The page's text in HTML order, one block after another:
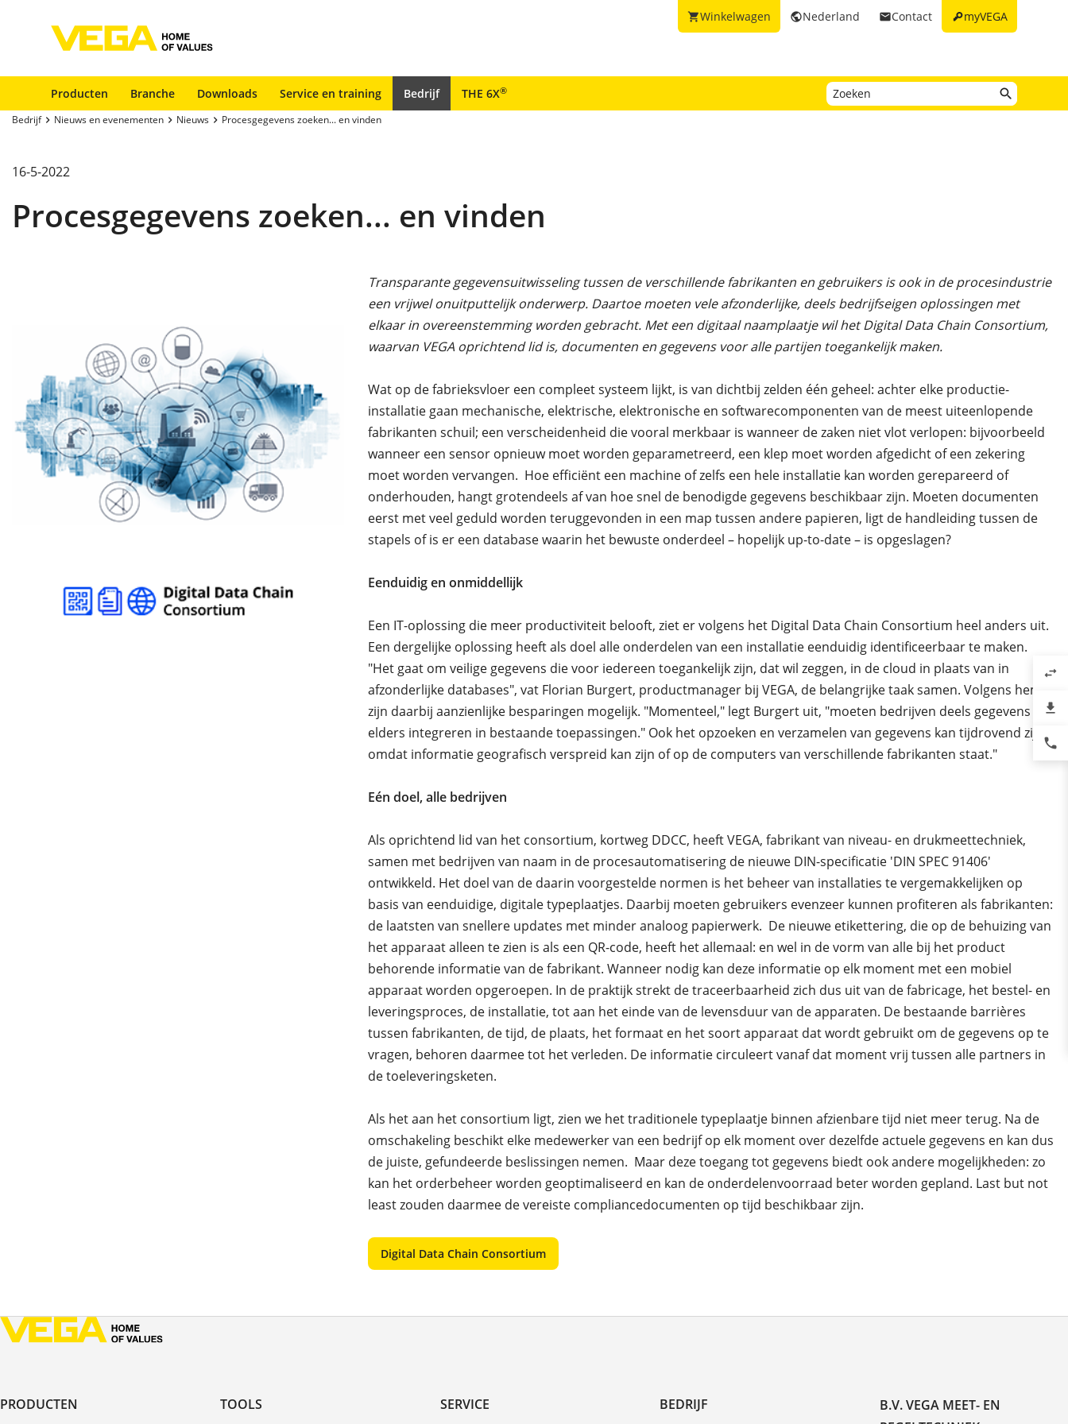
keymyVEGA
emailContact
publicNederland
shopping_cartWinkelwagen
Producten Branche Downloads Service en training Bedrijf THE 6X®
Bedrijf Nieuws en evenementen Nieuws Procesgegevens zoeken... en vinden
16-5-2022
Procesgegevens zoeken... en vinden
Transparante gegevensuitwisseling tussen de verschillende fabrikanten en gebruikers is ook in de procesindustrie
een vrijwel onuitputtelijk onderwerp. Daartoe moeten vele afzonderlijke, deels bedrijfseigen oplossingen met
elkaar in overeenstemming worden gebracht. Met een digitaal naamplaatje wil het Digital Data Chain Consortium,
waarvan VEGA oprichtend lid is, documenten en gegevens voor alle partijen toegankelijk maken.
Wat op de fabrieksvloer een compleet systeem lijkt, is van dichtbij zelden één geheel: achter elke productie-
installatie gaan mechanische, elektrische, elektronische en softwarecomponenten van de meest uiteenlopende
fabrikanten schuil; een verscheidenheid die vooral merkbaar is wanneer de zaken niet vlot verlopen: bijvoorbeeld
wanneer een sensor opnieuw moet worden geparametreerd, een klep moet worden afgedicht of een zekering
moet worden vervangen. Hoe efficiënt een machine of zelfs een hele installatie kan worden gerepareerd of
onderhouden, hangt grotendeels af van hoe snel de benodigde gegevens beschikbaar zijn. Moeten documenten
eerst met veel geduld worden teruggevonden in een map tussen andere papieren, ligt de handleiding tussen de
stapels of is er een database waarin het bewuste onderdeel – hopelijk up-to-date – is opgeslagen?
Eenduidig en onmiddellijk
Een IT-oplossing die meer productiviteit belooft, ziet er volgens het Digital Data Chain Consortium heel anders uit.
Een dergelijke oplossing heeft als doel alle onderdelen van een installatie eenduidig identificeerbaar te maken.
"Het gaat om veilige gegevens die voor iedereen toegankelijk zijn, dat wil zeggen, in de cloud in plaats van in
afzonderlijke databases", vat Florian Burgert, productmanager bij VEGA, de belangrijke taak samen. Volgens hem
zijn daarbij aanzienlijke besparingen mogelijk. "Momenteel," legt Burgert uit, "moeten bedrijven deels gegevens van
elders integreren in bestaande toepassingen." Ook het opzoeken en verzamelen van gegevens kan tijdrovend zijn,
omdat informatie geografisch verspreid kan zijn of op de computers van verschillende fabrikanten staat."
Eén doel, alle bedrijven
Als oprichtend lid van het consortium, kortweg DDCC, heeft VEGA, fabrikant van niveau- en drukmeettechniek,
samen met bedrijven van naam in de procesautomatisering de nieuwe DIN-specificatie 'DIN SPEC 91406'
ontwikkeld. Het doel van de daarin voorgestelde normen is het beheer van installaties te vergemakkelijken op
basis van eenduidige, digitale typeplaatjes. Daarbij moeten gebruikers evenzeer kunnen profiteren als fabrikanten:
de laatsten van snellere updates met minder analoog papierwerk. De nieuwe etikettering, die op de behuizing van
het apparaat alleen te zien is als een QR-code, heeft het allemaal: en wel in de vorm van alle bij het product
behorende informatie van de fabrikant. Wanneer nodig kan deze informatie op elk moment met een mobiel
apparaat worden opgeroepen. In de praktijk strekt de traceerbaarheid zich dus uit van de fabricage, het bestel- en
leveringsproces, de installatie, tot aan het einde van de levensduur van de apparaten. De bestaande barrières
tussen fabrikanten, de tijd, de plaats, het formaat en het soort apparaat dat wordt gebruikt om de gegevens op te
vragen, behoren daarmee tot het verleden. De informatie circuleert vanaf dat moment vrij tussen alle partners in
de toeleveringsketen.
Als het aan het consortium ligt, zien we het traditionele typeplaatje binnen afzienbare tijd niet meer terug. Na de
omschakeling beschikt elke medewerker van een bedrijf op elk moment over dezelfde actuele gegevens en kan dus
de juiste, gefundeerde beslissingen nemen. Maar deze toegang tot gegevens biedt ook andere mogelijkheden: zo
kan het orderbeheer worden geoptimaliseerd en kan de onderdelenvoorraad beter worden gepland. Last but not
least zouden daarmee de vereiste compliancedocumenten op tijd beschikbaar zijn.
Digital Data Chain Consortium
PRODUCTEN TOOLS SERVICE BEDRIJF
B.V. VEGA MEET- EN
swap_horiz
file_download
phone